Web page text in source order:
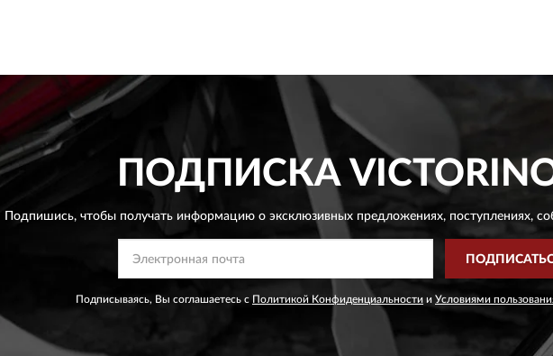
ПОДПИСКА
Подпишись, чтобы получать информацию о эксклюзивных предложениях,поступлениях,
Подписываясь, Вы соглашаетесь с Политикой Конфиденциальности и Условиями